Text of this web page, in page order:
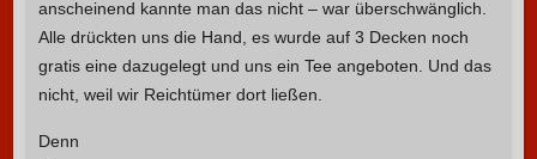
anscheinend kannte man das nicht – war überschwänglich.
Alle drückten uns die Hand, es wurde auf 3 Decken noch
gratis eine dazugelegt und uns ein Tee angeboten. Und das
nicht, weil wir Reichtümer dort ließen.
Denn